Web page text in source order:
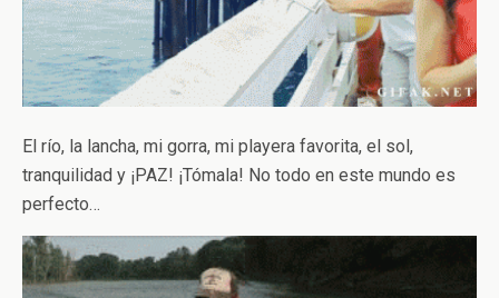
El río, la lancha, mi gorra, mi playera favorita, el sol,
tranquilidad y ¡PAZ! ¡Tómala! No todo en este mundo es
perfecto…